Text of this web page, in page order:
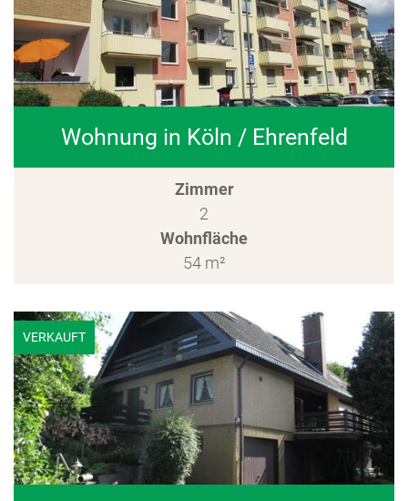
Wohnung in Köln / Ehrenfeld
Zimmer
2
Wohnfläche
54 m²
VERKAUFT